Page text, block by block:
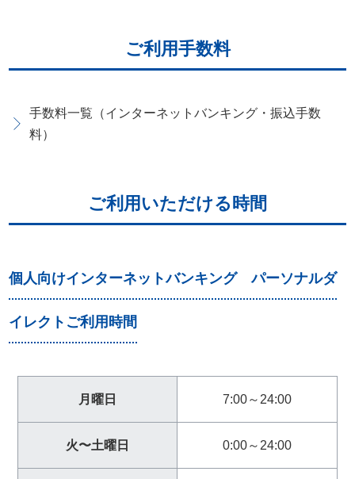
ー
ュ
ー
へ
フ
ご利用手数料
手数料一覧（インターネットバンキング・振込手数
料）
ご利用いただける時間
個人向けインターネットバンキング パーソナルダ
イレクトご利用時間
月曜日 7:00～24:00
火〜土曜日 0:00～24:00